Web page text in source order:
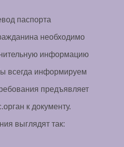
паспорта
необходимо
информацию
всегда информируем
предъявляет
к документу.
выглядят так: